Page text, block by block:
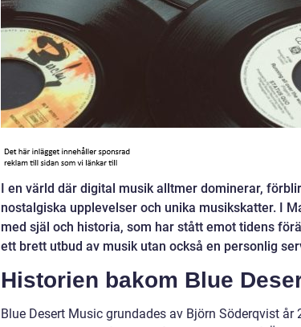
I en värld där digital musik alltmer dominerar,
nostalgiska upplevelser och unika musikskatter. I
med själ och historia, som har stått emot tidens
ett brett utbud av musik utan också en personlig
Historien bakom Blue
Blue Desert Music grundades av Björn Söderqvist